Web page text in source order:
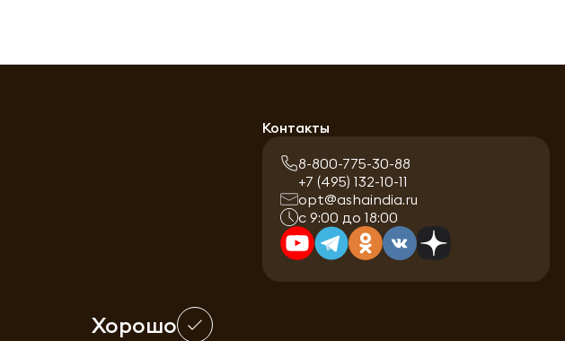
Контакты
8-800-775-30-88
+7 (495) 132-10-11
opt@ashaindia.ru
с 9:00 до 18:00
Хорошо